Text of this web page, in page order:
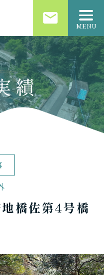
email MENU
績
橋佐第4号橋